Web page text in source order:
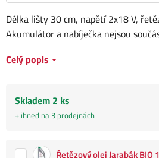
Délka lišty 30 cm, napětí 2x18 V,
Akumulátor a nabíječka nejsou
Celý popis
Skladem 2 ks
+ ihned na 3 prodejnách
Řetězový olej Jarabák BIO